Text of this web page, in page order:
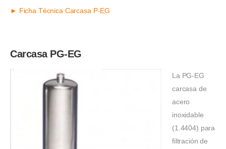
► Ficha Técnica Carcasa P-EG
Carcasa PG-EG
La PG-EG
carcasa de
acero
inoxidable
(1.4404) para
filtración de